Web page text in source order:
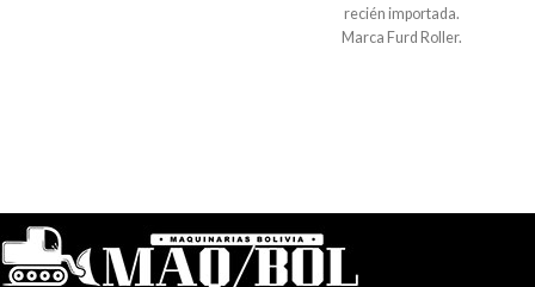
recién importada.
Marca Furd Roller.